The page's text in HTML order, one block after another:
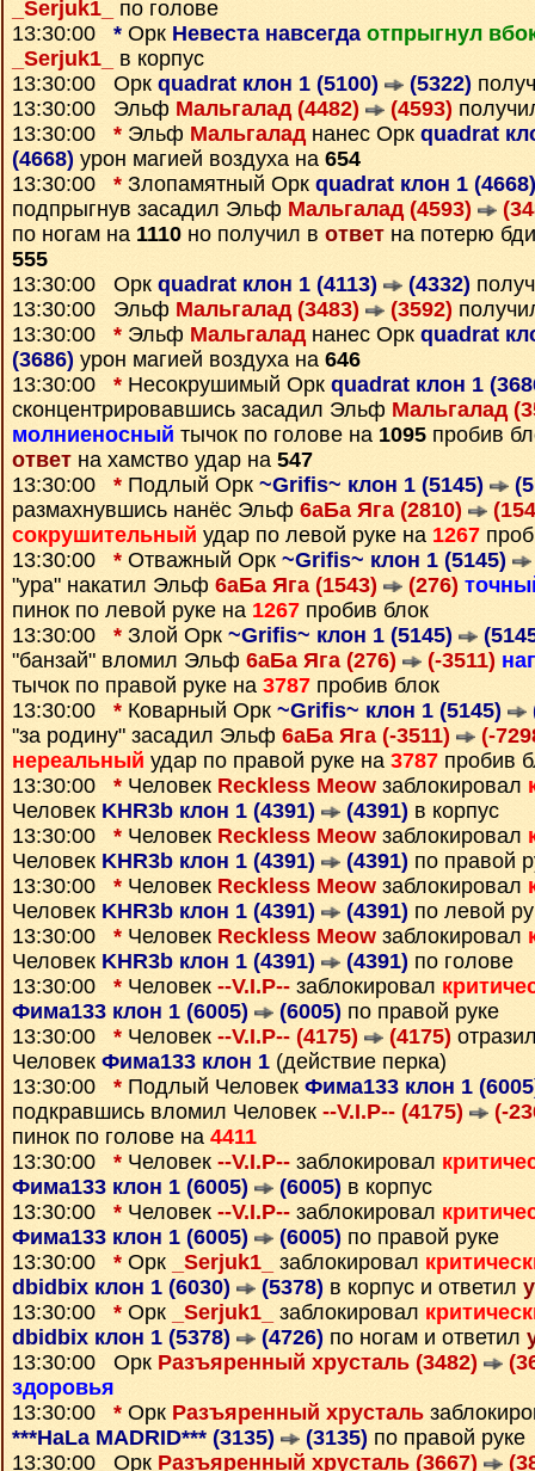
_Serjuk1_
по голове
13:30:00 * Орк Невеста навсегда отпрыгнул
_Serjuk1_
в корпус
13:30:00 Орк quadrat клон 1 (5100) (5322)
13:30:00 Эльф Мальгалад (4482) (4593)
13:30:00 * Эльф Мальгаладнанес Орк quadrat
(4668) урон магией воздуха на 654
13:30:00 * Злопамятный Орк quadrat клон 1
подпрыгнув засадил Эльф Мальгалад (4593)
по ногам на 1110 но получил в ответ на потерю
555
13:30:00 Орк quadrat клон 1 (4113) (4332)
13:30:00 Эльф Мальгалад (3483) (3592)
13:30:00 * Эльф Мальгаладнанес Орк quadrat
(3686) урон магией воздуха на 646
13:30:00 * Несокрушимый Орк quadrat клон 1
сконцентрировавшись засадил Эльф Мальгалад
молниеносный тычок по голове на 1095 пробив
ответ на хамство удар на 547
13:30:00 * Подлый Орк ~Grifis~ клон 1 (5145)
размахнувшись нанёс Эльф 6аБа Яга (2810)
сокрушительный удар по левой руке на 1267
13:30:00 * Отважный Орк ~Grifis~ клон 1 (5145)
"ура" накатил Эльф 6аБа Яга (1543) (276)
пинок по левой руке на 1267 пробив блок
13:30:00 * Злой Орк ~Grifis~ клон 1 (5145)
"банзай" вломил Эльф 6аБа Яга (276) (-3511)
тычок по правой руке на 3787 пробив блок
13:30:00 * Коварный Орк ~Grifis~ клон 1 (5145)
"за родину" засадил Эльф 6аБа Яга (-3511)
(-
нереальный удар по правой руке на 3787 пробив
13:30:00 * Человек Reckless Meow заблокировал
Человек KHR3b клон 1 (4391) (4391) в корпус
13:30:00 * Человек Reckless Meow заблокировал
Человек KHR3b клон 1 (4391) (4391) по правой
13:30:00 * Человек Reckless Meow заблокировал
Человек KHR3b клон 1 (4391) (4391) по левой
13:30:00 * Человек Reckless Meow заблокировал
Человек KHR3b клон 1 (4391) (4391) по голове
13:30:00 * Человек --V.I.P-- заблокировал
Фима133 клон 1 (6005)
(6005) по правой руке
13:30:00 * Человек --V.I.P-- (4175) (4175)
Человек Фима133 клон 1 (действие перка)
13:30:00 * Подлый Человек Фима133 клон 1
подкравшись вломил Человек --V.I.P-- (4175)
(-
пинок по голове на 4411
13:30:00 * Человек --V.I.P-- заблокировал
Фима133 клон 1 (6005)
(6005) в корпус
13:30:00 * Человек --V.I.P-- заблокировал
Фима133 клон 1 (6005)
(6005) по правой руке
13:30:00 * Орк _Serjuk1_ заблокировал
dbidbix клон 1 (6030)
(5378) в корпус и ответил
13:30:00 * Орк _Serjuk1_ заблокировал
dbidbix клон 1 (5378)
(4726) по ногам и ответил
13:30:00 Орк Разъяренный хрусталь (3482)
здоровья
13:30:00 * Орк Разъяренный хрусталь
***HaLa MADRID*** (3135)
(3135) по правой руке
13:30:00 Орк Разъяренный хрусталь (3667)